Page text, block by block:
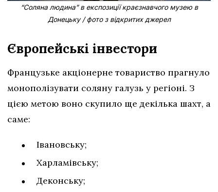
“Соляна людина” в експозиції краєзнавчого музею в
Донецьку / фото з відкритих джерел
Європейські інвестори
Французьке акціонерне товариство прагнуло
монополізувати соляну галузь у регіоні. З
цією метою воно скупило ще декілька шахт, а
саме:
Івановську;
Харламівську;
Деконську;